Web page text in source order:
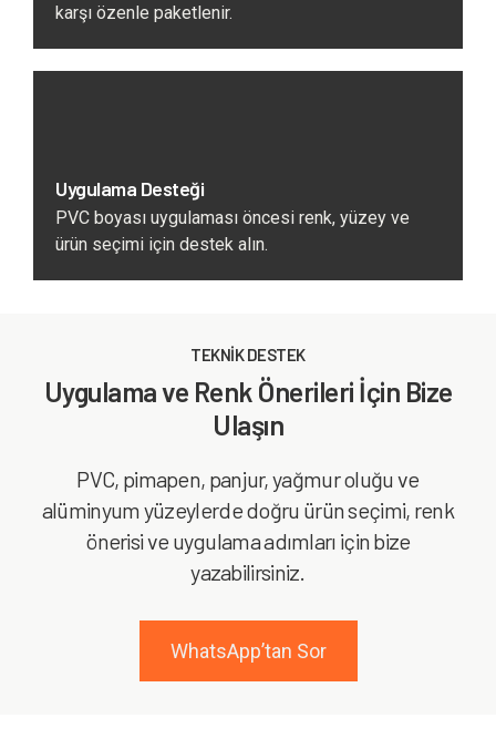
karşı özenle paketlenir.
Uygulama Desteği
PVC boyası uygulaması öncesi renk, yüzey ve
ürün seçimi için destek alın.
TEKNİK DESTEK
Uygulama ve Renk Önerileri İçin Bize
Ulaşın
PVC, pimapen, panjur, yağmur oluğu ve
alüminyum yüzeylerde doğru ürün seçimi, renk
önerisi ve uygulama adımları için bize
yazabilirsiniz.
WhatsApp’tan Sor